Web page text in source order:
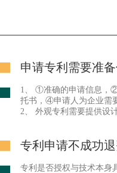
杨松丽 财务总监
申请专利需要准备
1、 ①准确的申请信息，
托书，④申请人为企业需
2、 外观专利需要提供设
专利申请不成功退
专利是否授权与技术本身